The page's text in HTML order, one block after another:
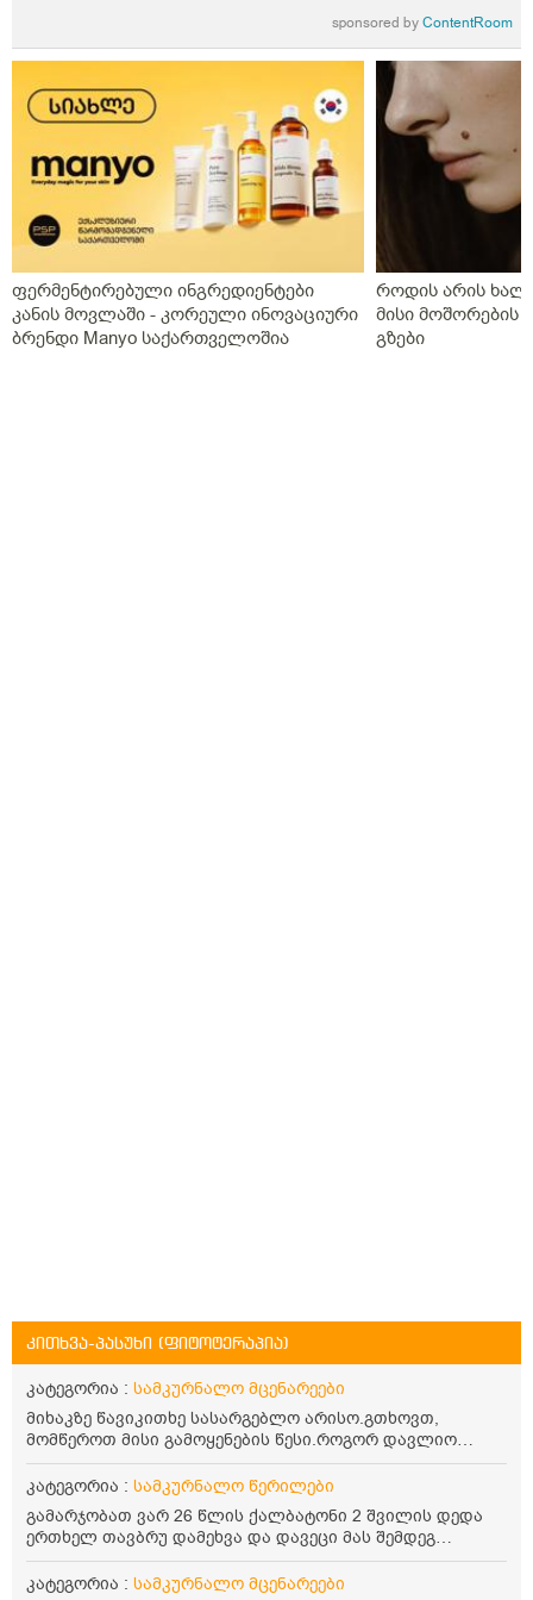
სითხე თეთრიააა ხოლმე ხან ყვითელ გრივასთან
შერეული რა და რომელინე ცხვირის სპრეი მირჩიეთ ან
დიდრიფითუ მიშველის
sponsored byContentRoom
ფერმენტირებული ინგრედიენტები
კანის მოვლაში - კორეული ინოვაციური
ბრენდი Manyo საქართველოშია
როდის არის
მისი მოშორების
გზები
კითხვა-პასუხი (ფიტოტერაპია)
კატეგორია : სამკურნალო მცენარეები
მიხაკზე წავიკითხე სასარგებლო არისო.გთხოვთ,
მომწეროთ მისი გამოყენების წესი.როგორ დავლიო
მიხაკის ჩაი. ასევე მაინტერესებს ლეიკოციტები მაქვს
ოდნავ დაბალი და წავიკითხე ლეიკოციტების დონეს
კატეგორია : სამკურნალო წერილები
გამარჯობათ ვარ 26 წლის ქალბატონი 2 შვილის დედა
ერთხელ თავბრუ დამეხვა და დავეცი მას შემდეგ
დამეწყო შიშები ვეღარ გავდიოდი გარეთ რადგან ისევ
ასე ცუდად არ გავხდარიყავი ყურის ანთება მქონდა
კატეგორია : სამკურნალო მცენარეები